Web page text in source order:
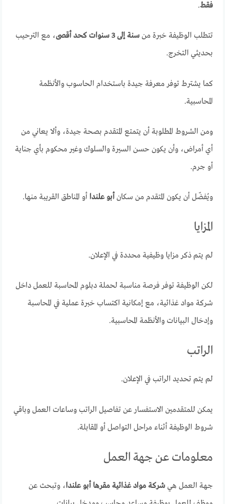
فقط.
تتطلب الوظيفة خبرة منسنة إلى 3 سنوات كحد أقصى
، مع الترحيب
بحديثي التخرج.
كما يشترط توفر معرفة جيدة باستخدام الحاسوب والأنظمة
المحاسبية.
ومن الشروط المطلوبة أن يتمتع المتقدم بصحة جيدة، وألا يعاني من
أي أمراض، وأن يكون حسن السيرة والسلوك وغير محكوم بأي جناية
أو جرم.
ويُفضّل أن يكون المتقدم من سكانأبو علندا أو المناطق القريبة منها.
المزايا
لم يتم ذكر مزايا وظيفية محددة في الإعلان.
لكن الوظيفة توفر فرصة مناسبة لحملة دبلوم المحاسبة للعمل داخل
شركة مواد غذائية، مع إمكانية اكتساب خبرة عملية في المحاسبة
وإدخال البيانات والأنظمة المحاسبية.
الراتب
لم يتم تحديد الراتب في الإعلان.
يمكن للمتقدمين الاستفسار عن تفاصيل الراتب وساعات العمل وباقي
شروط الوظيفة أثناء مراحل التواصل أو المقابلة.
معلومات عن جهة العمل
جهة العمل هيشركة مواد غذائية مقرها أبو علندا، وتبحث عن